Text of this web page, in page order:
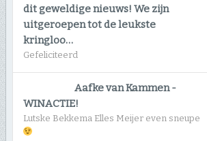
dit geweldige nieuws! We zijn
uitgeroepen tot de leukste
kringloo…
Gefeliciteerd
Aafke van Kammen-
WINACTIE!
Lutske Bekkema Elles Meijer even sneupe